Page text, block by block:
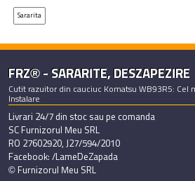
Sararita
FRZ® - SARARITE, DESZAPEZIRE
Cutit razuitor din cauciuc Komatsu WB93R5: Cel
Instalare
Livrari 24/7 din stoc sau pe comanda
SC Furnizorul Meu SRL
RO 27602920, J27/594/2010
Facebook: /LameDeZapada
© Furnizorul Meu SRL